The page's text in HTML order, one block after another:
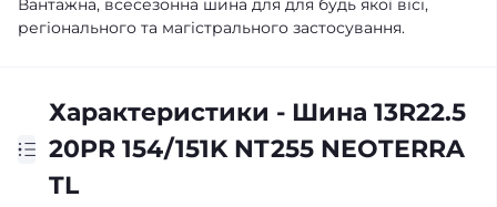
Вантажна, всесезонна шина для для будь якої вісі,
регіонального та магістрального застосування.
Характеристики - Шина 13R22.5
20PR 154/151K NT255 NEOTERRA
TL